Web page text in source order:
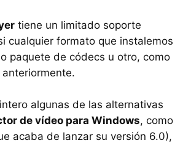
tiene un limitado soporte
cualquier formato que instalemos
paquete de códecs u otro, como
algunas de las alternativas
de vídeo para Windows, como
acaba de lanzar su versión 6.0),